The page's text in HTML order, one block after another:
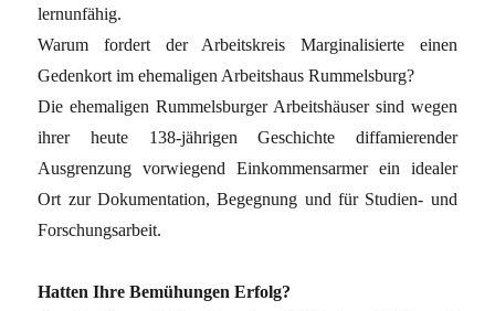
lernunfähig.
Warum fordert der Arbeitskreis Marginalisierte einen
Gedenkort im ehemaligen Arbeitshaus Rummelsburg?
Die ehemaligen Rummelsburger Arbeitshäuser sind wegen
ihrer heute 138-jährigen Geschichte diffamierender
Ausgrenzung vorwiegend Einkommensarmer ein idealer
Ort zur Dokumentation, Begegnung und für Studien- und
Forschungsarbeit.
Hatten Ihre Bemühungen Erfolg?